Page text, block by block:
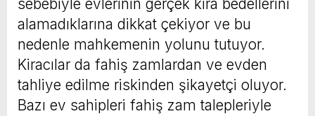
sebebiyle evlerinin gerçek kira bedellerini
alamadıklarına dikkat çekiyor ve bu
nedenle mahkemenin yolunu tutuyor.
Kiracılar da fahiş zamlardan ve evden
tahliye edilme riskinden şikayetçi oluyor.
Bazı ev sahipleri fahiş zam talepleriyle